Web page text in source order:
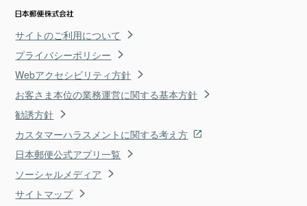
サイトのご利用について
プライバシーポリシー
Webアクセシビリティ方針
お客さま本位の業務運営に関する基本方針
勧誘方針
カスタマーハラスメントに関する考え方
日本郵便公式アプリ一覧
ソーシャルメディア
サイトマップ